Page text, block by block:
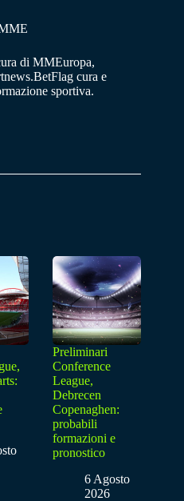
di MMEuropa,
cura e
sportiva.
Preliminari
Conference
League,
Debrecen
Copenaghen:
probabili
formazioni e
pronostico
6 Agosto
2026